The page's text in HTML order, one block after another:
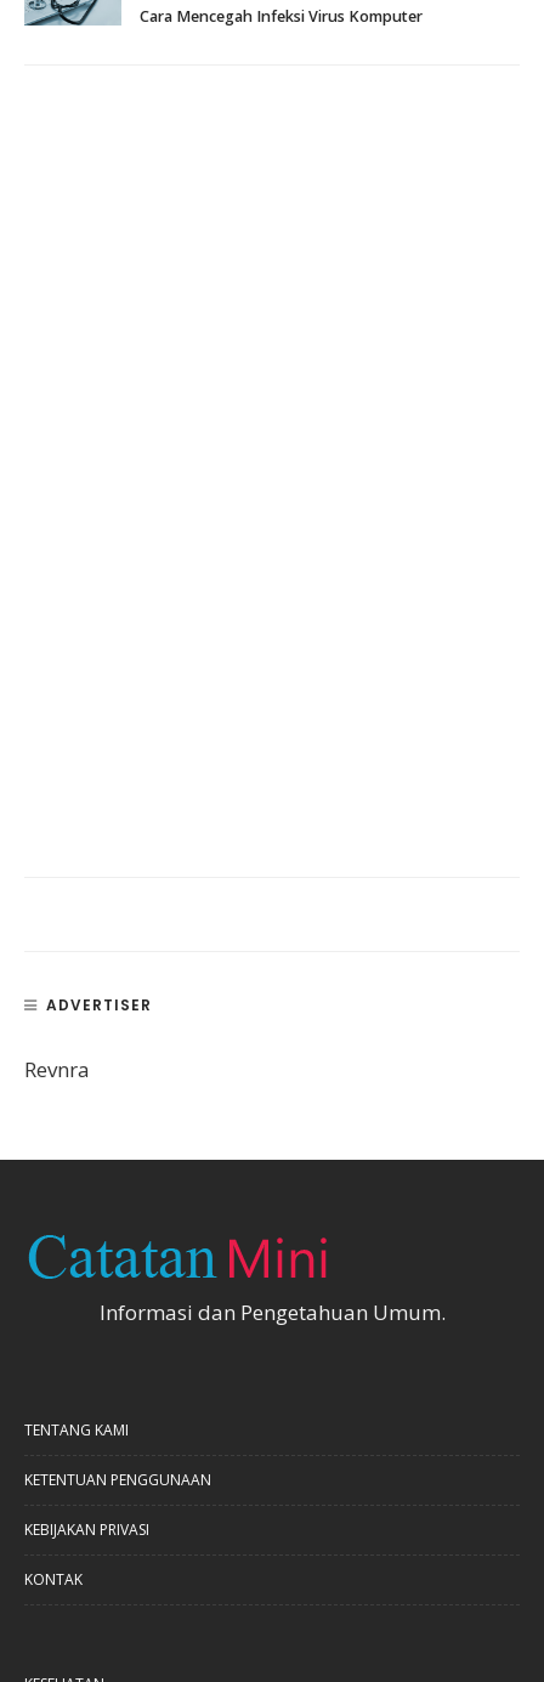
Cara Mencegah Infeksi Virus Komputer
ADVERTISER
Revnra
Informasi dan Pengetahuan Umum.
TENTANG KAMI
KETENTUAN PENGGUNAAN
KEBIJAKAN PRIVASI
KONTAK